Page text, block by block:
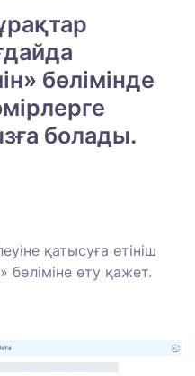
бөлімінде
болады.
қатысуға өтініш
бөліміне өту қажет.